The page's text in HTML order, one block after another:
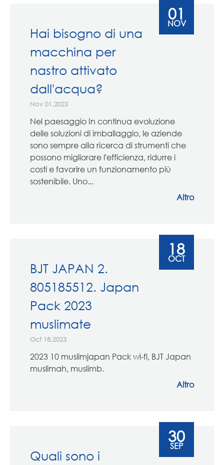
Hai bisogno di una
macchina per
nastro attivato
dall'acqua?
Nov 01,2023
Nel paesaggio In continua evoluzione
delle soluzioni di imballaggio, le aziende
sono sempre alla ricerca di strumenti che
possono migliorare l'efficienza, ridurre i
costi e favorire un funzionamento più
sostenibile. Uno...
Altro
01
NOV
BJT JAPAN 2.
805185512. Japan
Pack 2023
muslimate
Oct 18,2023
2023 10 muslimjapan Pack wi-fi, BJT Japan
muslimah, muslimb.
Altro
18
OCT
Quali sono i
30
SEP